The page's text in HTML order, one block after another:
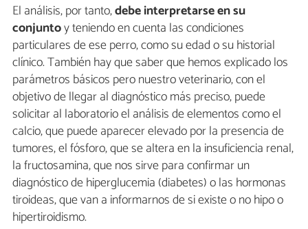
El análisis, por tanto,debe interpretarse en su
conjuntoy teniendo en cuenta las condiciones
particulares de ese perro, como su edad o su historial
clínico. También hay que saber que hemos explicado los
parámetros básicos pero nuestro veterinario, con el
objetivo de llegar al diagnóstico más preciso, puede
solicitar al laboratorio el análisis de elementos como el
calcio, que puede aparecer elevado por la presencia de
tumores, el fósforo, que se altera en la insuficiencia renal,
la fructosamina, que nos sirve para confirmar un
diagnóstico de hiperglucemia (diabetes) o las hormonas
tiroideas, que van a informarnos de si existe o no hipo o
hipertiroidismo.